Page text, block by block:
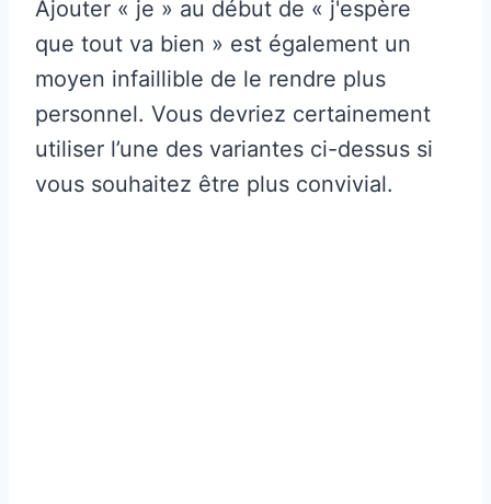
Ajouter « je » au début de « j'espère
que tout va bien » est également un
moyen infaillible de le rendre plus
personnel. Vous devriez certainement
utiliser l’une des variantes ci-dessus si
vous souhaitez être plus convivial.